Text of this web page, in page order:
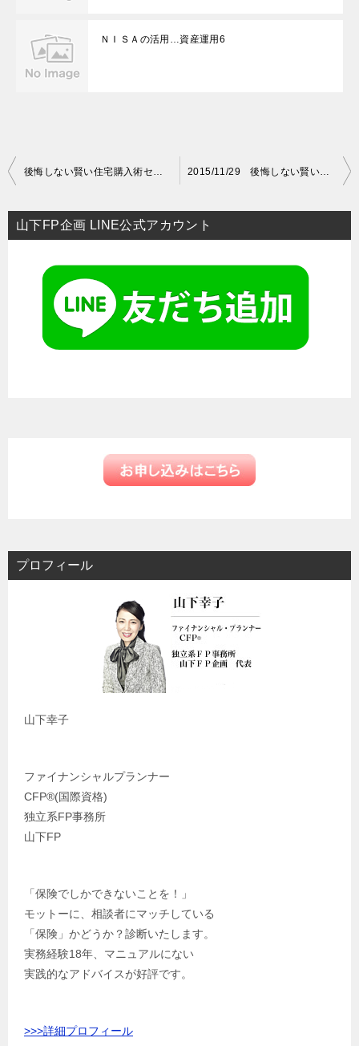
ＮＩＳＡの活用…資産運用6
投
ナ
後悔しない賢い住宅購入術セミナー（神戸）開催のお知らせ 2015/11/29 後悔しない賢い住宅購入術セミナー無事終了いたしました！
山下FP企画 LINE公式アカウント
プロフィール
山下幸子
ファイナンシャルプランナー
CFP®️(国際資格)
独立系FP事務所
山下FP
「保険でしかできないことを！」
モットーに、相談者にマッチしている
「保険」かどうか？診断いたします。
実務経験18年、マニュアルにない
実践的なアドバイスが好評です。
>>>詳細プロフィール